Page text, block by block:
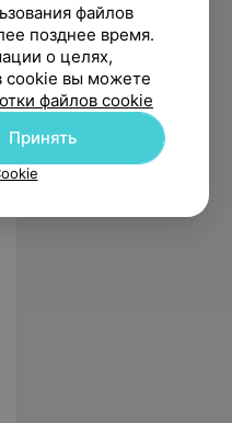
файлов
позднее время.
о целях,
cookie вы можете
файлов cookie
Принять